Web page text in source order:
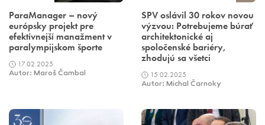
ParaManager – nový
európsky projekt pre
efektívnejší manažment v
paralympijskom športe
17.02.2025
Autor: Maroš Čambal
SPV oslávil 30 rokov novou
výzvou: Potrebujeme búrať
architektonické aj
spoločenské bariéry,
zhodujú sa všetci
15.02.2025
Autor: Michal Čarnoky